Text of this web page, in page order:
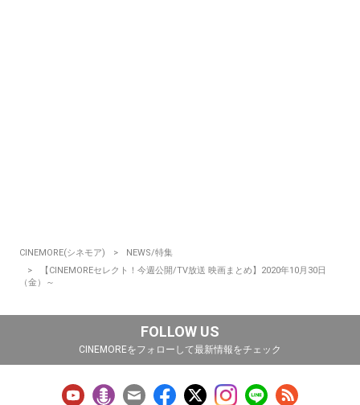
CINEMORE(シネモア)
NEWS/特集
【CINEMOREセレクト！今週公開/TV放送 映画まとめ】2020年10月30日
（金）～
FOLLOW US
CINEMOREをフォローして最新情報をチェック